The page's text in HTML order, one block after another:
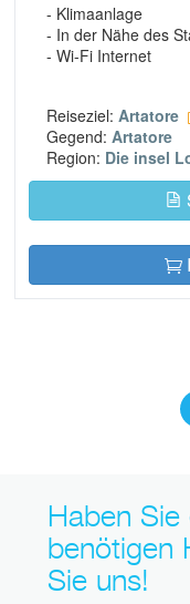
- Klimaanlage
- In der Nähe des
- Wi-Fi Internet
Reiseziel: Artatore
Gegend: Artatore
Region: Die insel
Haben
benötigen
Sie uns!